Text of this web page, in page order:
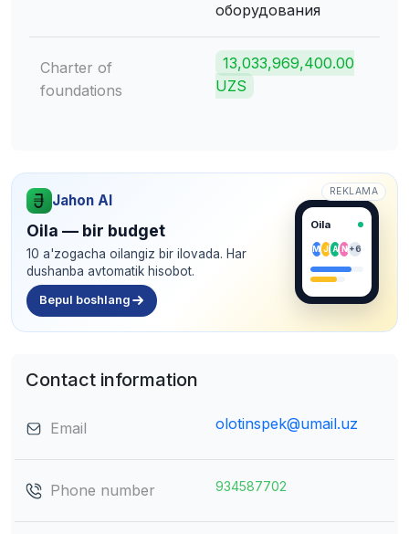
оборудования
Charter of
foundations
13,033,969,400.00
UZS
REKLAMA
Jahon AI
Oila — bir budget
10 a'zogacha oilangiz bir ilovada. Har
dushanba avtomatik hisobot.
Bepul boshlang
Oila
M J A N+6
Contact information
Email olotinspek@umail.uz
Phone number 934587702